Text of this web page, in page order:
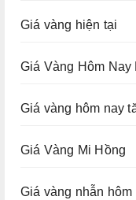
Giá vàng hiện tại
Giá Vàng Hôm
Giá vàng hôm nay
Giá Vàng Mi Hồng
Giá vàng nhẫn hôm